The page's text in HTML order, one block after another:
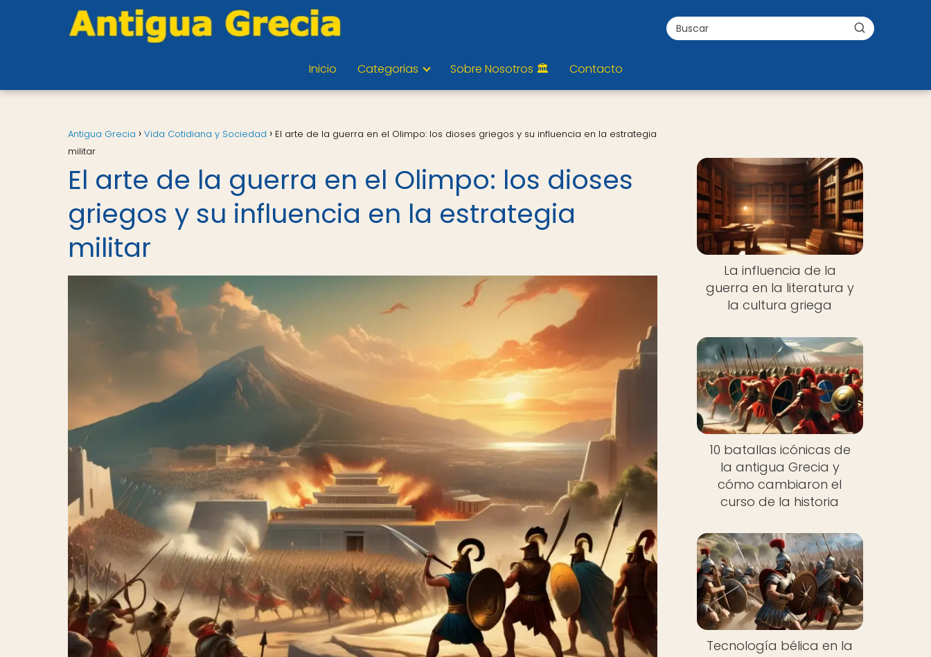
Inicio Categorias Sobre Nosotros 🏛️ Contacto
Antigua Grecia Vida Cotidiana y Sociedad
El arte de la guerra en el Olimpo: los dioses griegos y su influencia en la estrategia
militar
El arte de la guerra en el Olimpo: los dioses
griegos y su influencia en la estrategia
militar
Nuevo
La influencia de la
guerra en la literatura y
la cultura griega
10 batallas icónicas de
la antigua Grecia y
cómo cambiaron el
curso de la historia
Tecnología bélica en la